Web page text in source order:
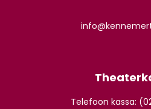
Telefoon kassa: